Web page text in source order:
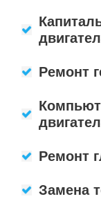
Ремонт
Ремонт
Замена